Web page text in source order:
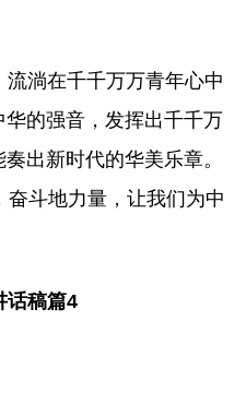
流淌在千千万万青年心中
的强音，发挥出千千万
出新时代的华美乐章。
斗地力量，让我们为中
话稿篇4